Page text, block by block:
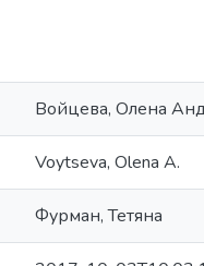
Войцева, Олена
Voytseva, Olena A.
Фурман, Тетяна